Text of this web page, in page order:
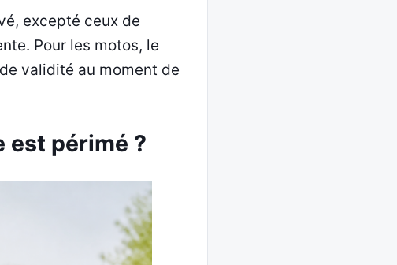
excepté ceux de
Pour les motos, le
validité au moment de
est périmé ?